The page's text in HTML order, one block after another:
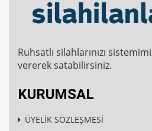
Ruhsatlı silahlarınızı
vererek satabilirsiniz.
KURUMSAL
ÜYELİK SÖZLEŞMESİ